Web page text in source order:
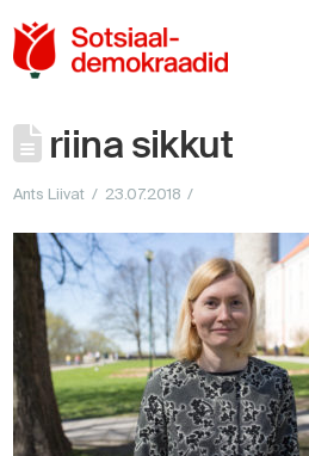
riina sikkut
Ants Liivat 23.07.2018